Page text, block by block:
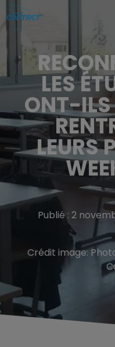
LES
ONT-ILS
LEURS
Publié : 2
Crédit image: